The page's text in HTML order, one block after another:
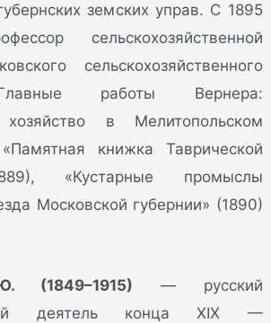
земских управ. С 1895
сельскохозяйственной
сельскохозяйственного
работы Вернера:
хозяйство в Мелитопольском
книжка Таврической
«Кустарные промыслы
Московской губернии» (1890)
— русский
деятель конца XIX —